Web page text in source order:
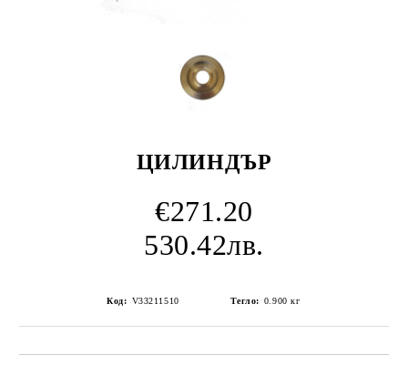
ЦИЛИНДЪР
€271.20
530.42лв.
Код: V33211510 Тегло: 0.900 кг